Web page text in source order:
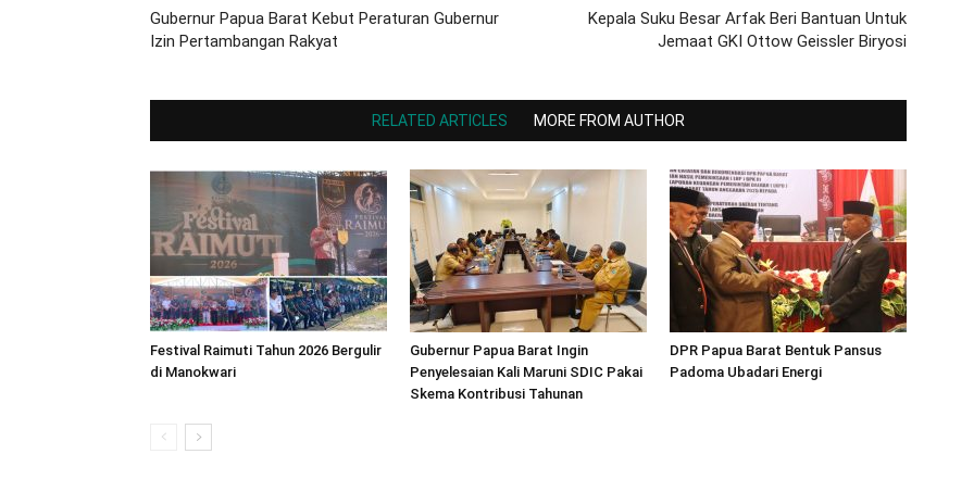
Gubernur Papua Barat Kebut Peraturan Gubernur
Izin Pertambangan Rakyat
Kepala Suku Besar Arfak Beri Bantuan Untuk
Jemaat GKI Ottow Geissler Biryosi
RELATED ARTICLES MORE FROM AUTHOR
Festival Raimuti Tahun 2026 Bergulir
di Manokwari
Gubernur Papua Barat Ingin
Penyelesaian Kali Maruni SDIC Pakai
Skema Kontribusi Tahunan
DPR Papua Barat Bentuk Pansus
Padoma Ubadari Energi